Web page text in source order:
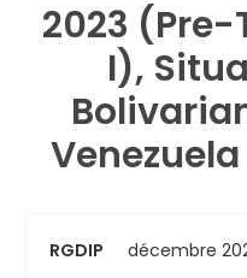
2023
I),
RGDIP décembre